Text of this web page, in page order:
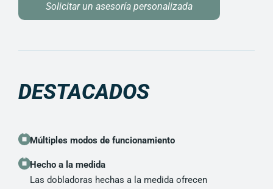
Solicitar un asesoría personalizada
DESTACADOS
Múltiples modos de funcionamiento
Hecho a la medida
Las dobladoras hechas a la medida ofrecen